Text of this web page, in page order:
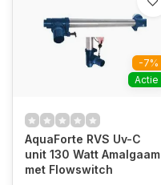
-7%
Actie
AquaForte RVS Uv-C
unit 130 Watt Amalgaam
met Flowswitch